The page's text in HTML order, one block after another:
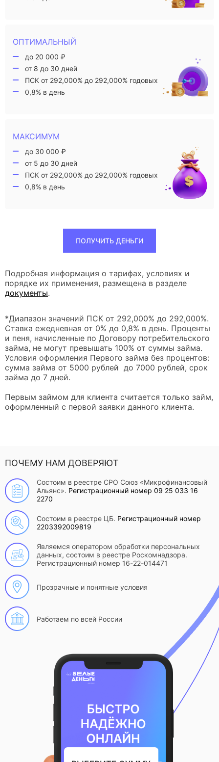
ОПТИМАЛЬНЫЙ
до 20 000 ₽
от 8 до 30 дней
ПСК от 292,000% до 292,000% годовых
0,8% в день
МАКСИМУМ
до 30 000 ₽
от 5 до 30 дней
ПСК от 292,000% до 292,000% годовых
0,8% в день
ПОЛУЧИТЬ ДЕНЬГИ
Подробная информация о тарифах, условиях и
порядке их применения, размещена в разделе
документы.
*Диапазон значений ПСК от 292,000% до 292,000%.
Ставка ежедневная от 0% до 0,8% в день. Проценты
и пеня, начисленные по Договору потребительского
займа, не могут превышать 100% от суммы займа.
Условия оформления Первого займа без процентов:
сумма займа от 5000 рублей до 7000 рублей, срок
займа до 7 дней.
Первым займом для клиента считается только займ,
оформленный с первой заявки данного клиента.
ПОЧЕМУ НАМ ДОВЕРЯЮТ
Состоим в реестре СРО Союз «Микрофинансовый
Альянс». Регистрационный номер 09 25 033 16
2270
Состоим в реестре ЦБ. Регистрационный номер
2203392009819
Являемся оператором обработки персональных
данных, состоим в реестре Роскомнадзора.
Регистрационный номер 16-22-014471
Прозрачные и понятные условия
Работаем по всей России